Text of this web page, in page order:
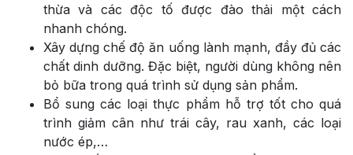
thừa và các độc tố được đào thải một cách
nhanh chóng.
Xây dựng chế độ ăn uống lành mạnh, đầy đủ các
chất dinh dưỡng. Đặc biệt, người dùng không nên
bỏ bữa trong quá trình sử dụng sản phẩm.
Bổ sung các loại thực phẩm hỗ trợ tốt cho quá
trình giảm cân như trái cây, rau xanh, các loại
nước ép,…